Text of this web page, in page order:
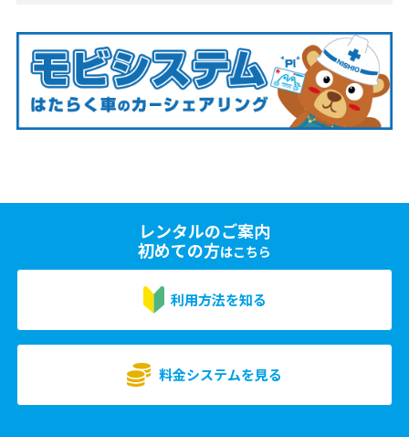
レンタルのご案内
初めての方はこちら
利用方法を知る
料金システムを見る